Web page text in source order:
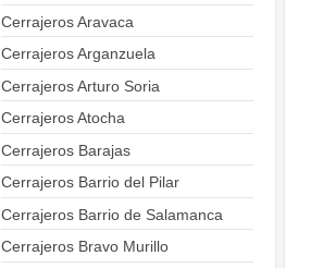
Cerrajeros Aravaca
Cerrajeros Arganzuela
Cerrajeros Arturo Soria
Cerrajeros Atocha
Cerrajeros Barajas
Cerrajeros Barrio del Pilar
Cerrajeros Barrio de Salamanca
Cerrajeros Bravo Murillo